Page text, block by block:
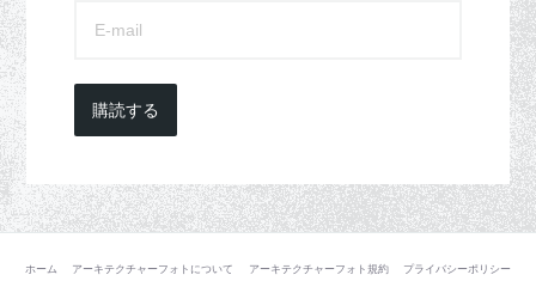
購読する
ホーム アーキテクチャーフォトについて アーキテクチャーフォト規約 プライバシーポリシー